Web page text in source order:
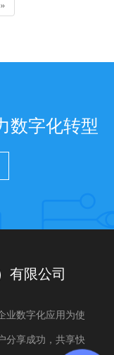
»
数字化转型
有限公司
业数字化应用为使
分享成功，共享快